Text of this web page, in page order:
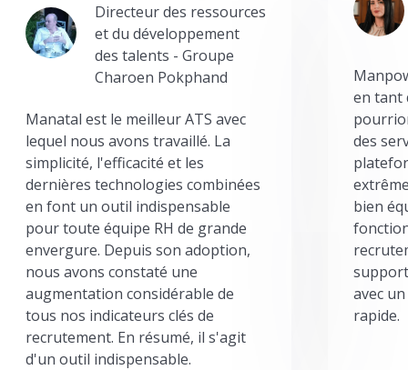
Directeur des ressources
et du développement
des talents - Groupe
Charoen Pokphand
Manatal est le meilleur ATS avec
lequel nous avons travaillé. La
simplicité, l'efficacité et les
dernières technologies combinées
en font un outil indispensable
pour toute équipe RH de grande
envergure. Depuis son adoption,
nous avons constaté une
augmentation considérable de
tous nos indicateurs clés de
recrutement. En résumé, il s'agit
d'un outil indispensable.
en tant
des
bien
avec
rapide.